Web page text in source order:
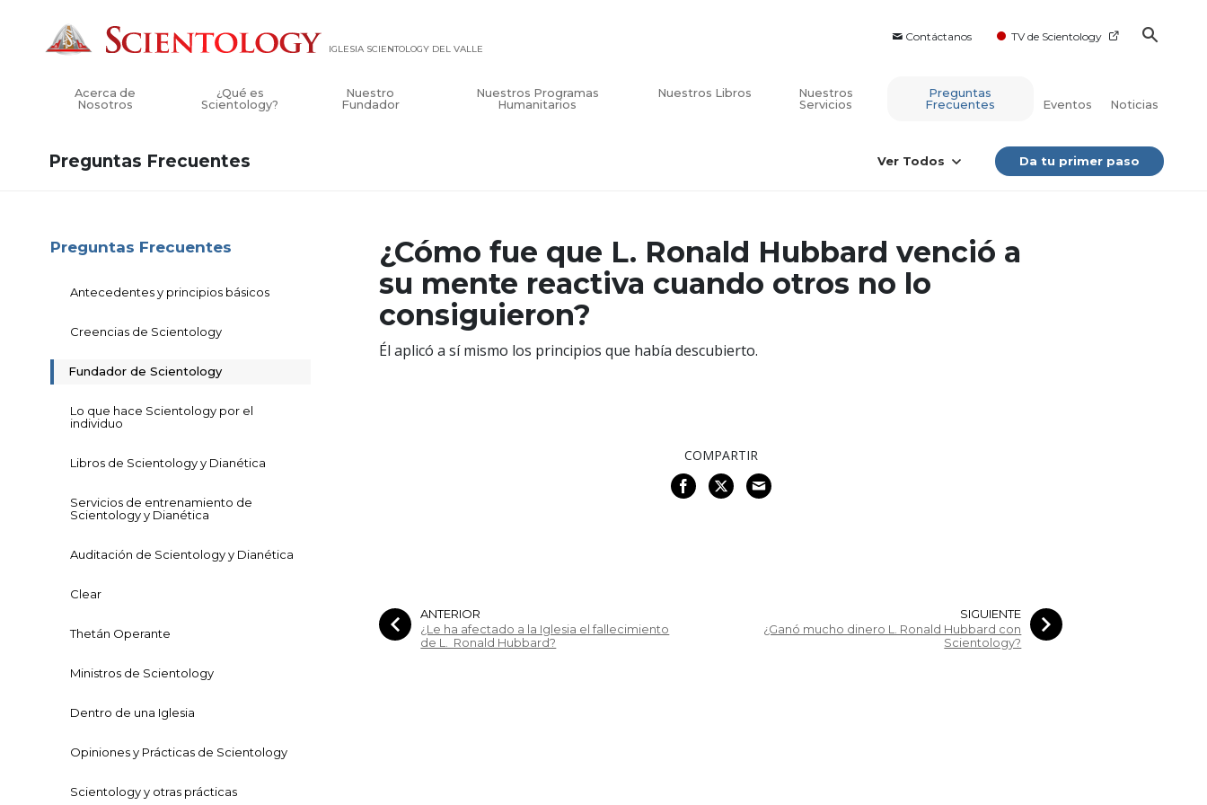
Contáctanos TV de Scientology
IGLESIA SCIENTOLOGY DEL VALLE
Acerca de
Nosotros
¿Qué es
Scientology?
Nuestro
Fundador
Nuestros Programas
Humanitarios
Nuestros Libros
Nuestros
Servicios
Preguntas
Frecuentes
Eventos Noticias
Preguntas Frecuentes Ver Todos Da tu primer paso
¿Cómo fue que L. Ronald Hubbard venció a
su mente reactiva cuando otros no lo
consiguieron?
Él aplicó a sí mismo los principios que había descubierto.
COMPARTIR
ANTERIOR
¿Le ha afectado a la Iglesia el fallecimiento
de L. Ronald Hubbard?
SIGUIENTE
¿Ganó mucho dinero L. Ronald Hubbard con
Scientology?
Preguntas Frecuentes
Antecedentes y principios básicos
Creencias de Scientology
Fundador de Scientology
Lo que hace Scientology por el
individuo
Libros de Scientology y Dianética
Servicios de entrenamiento de
Scientology y Dianética
Auditación de Scientology y Dianética
Clear
Thetán Operante
Ministros de Scientology
Dentro de una Iglesia
Opiniones y Prácticas de Scientology
Scientology y otras prácticas